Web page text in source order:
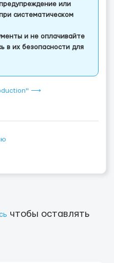
или
систематическом
и не оплачивайте
в их безопасности для
⟶
чтобы оставлять